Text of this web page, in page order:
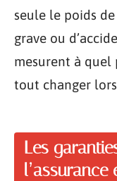
seule le poids
grave ou
mesurent à
tout changer
Les
l’assurance